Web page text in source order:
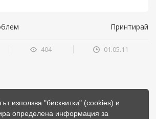
използва "бисквитки" (cookies) и
определена информация за
Принтирай
404 01.05.11